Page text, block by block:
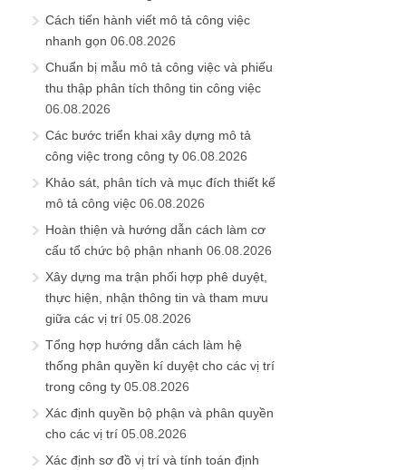
Cách tiến hành viết mô tả công việc
nhanh gọn 06.08.2026
Chuẩn bị mẫu mô tả công việc và phiếu
thu thập phân tích thông tin công việc
06.08.2026
Các bước triển khai xây dựng mô tả
công việc trong công ty 06.08.2026
Khảo sát, phân tích và mục đích thiết kế
mô tả công việc 06.08.2026
Hoàn thiện và hướng dẫn cách làm cơ
cấu tổ chức bộ phận nhanh 06.08.2026
Xây dựng ma trận phối hợp phê duyệt,
thực hiện, nhận thông tin và tham mưu
giữa các vị trí 05.08.2026
Tổng hợp hướng dẫn cách làm hệ
thống phân quyền kí duyệt cho các vị trí
trong công ty 05.08.2026
Xác định quyền bộ phận và phân quyền
cho các vị trí 05.08.2026
Xác định sơ đồ vị trí và tính toán định